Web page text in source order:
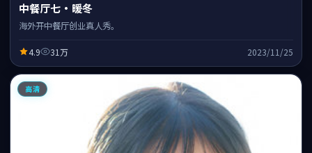
中餐厅七·暖冬
海外开中餐厅创业真人秀。
4.9 31万 2023/11/25
高清